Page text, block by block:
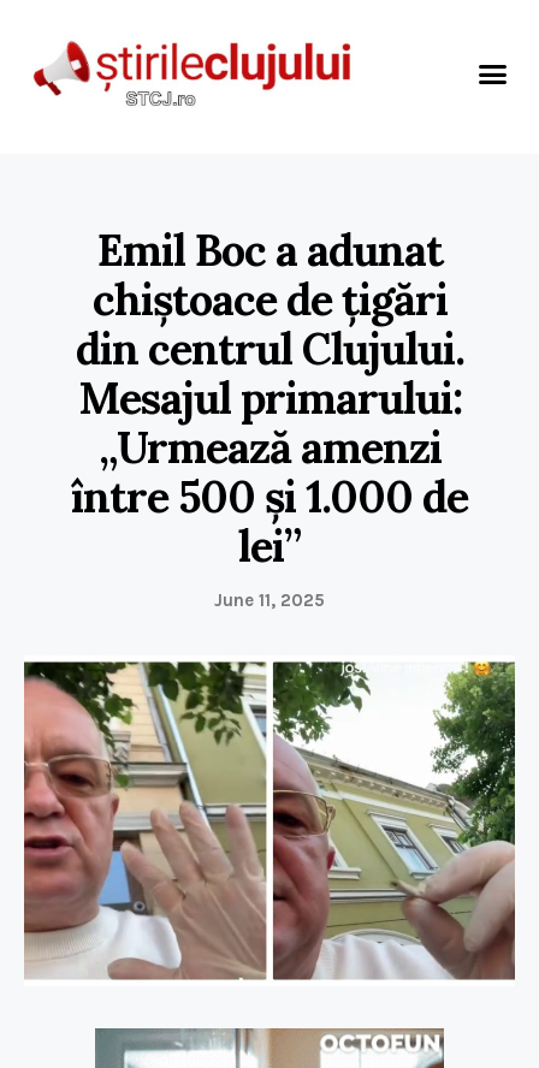
Emil Boc a adunat
chiștoace de țigări
din centrul Clujului.
Mesajul primarului:
„Urmează amenzi
între 500 și 1.000 de
lei”
June 11, 2025